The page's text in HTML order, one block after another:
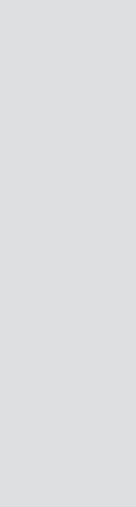
ンエア、オンデマンド展
ングに向けたプロセス
イノベーションセンタ
開設
トウェアガイダンスと
でオペレーターを自動
りません！
トリーによりリモート
ASMオンライン学習ツ
リューション – ASM
ントシステム
、2020年の年度決算
SMT ソリューショ
任
ロジー、インターネプ
括的なソリューション
パン 2021